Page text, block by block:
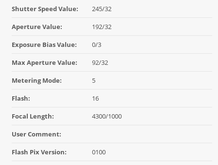
Shutter Speed Value: 245/32
Aperture Value: 192/32
Exposure Bias Value: 0/3
Max Aperture Value: 92/32
Metering Mode: 5
Flash: 16
Focal Length: 4300/1000
User Comment:
Flash Pix Version: 0100